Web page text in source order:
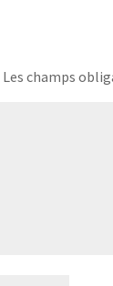
Les champs